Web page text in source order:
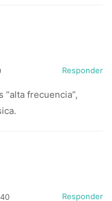
Responder
“alta frecuencia”,
Responder